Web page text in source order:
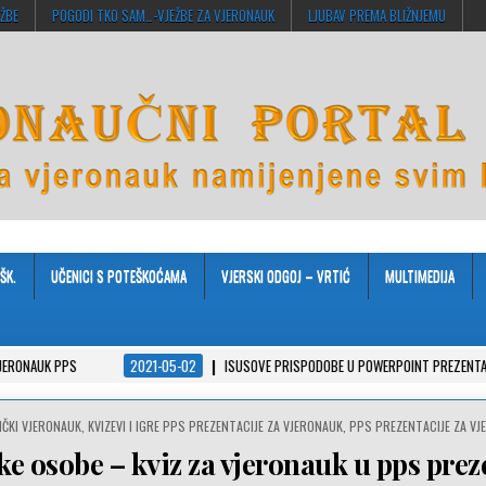
POGODI TKO SAM…-VJEŽBE ZA VJERONAUK LJUBAV PREMA BLIŽNJEMU
UČENICI S POTEŠKOĆAMA VJERSKI ODGOJ – VRTIĆ MULTIMEDIJA
2021-05-02 ISUSOVE PRISPODOBE U POWERPOINT PREZENTACIJAMA
VJERONAUK ,KVIZEVI I IGRE PPS PREZENTACIJE ZA VJERONAUK ,PPS PREZENTACIJE ZA
osobe – kviz za vjeronauk u pps